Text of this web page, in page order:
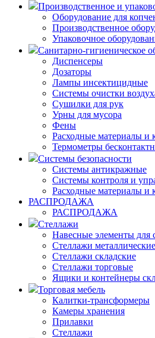
Производственное и
Оборудование для
Производственное
Упаковочное
Санитарно-гигиеническое
Диспенсеры
Дозаторы
Лампы инсектицидные
Системы очистки
Сушилки для рук
Урны для мусора
Фены
Расходные материалы и
Термометры
Системы безопасности
Системы антикражные
Системы контроля и
Расходные материалы и
РАСПРОДАЖА
РАСПРОДАЖА
Стеллажи
Навесные элементы для
Стеллажи металлические
Стеллажи складские
Стеллажи торговые
Ящики и контейнеры
Торговая мебель
Калитки-трансформеры
Камеры хранения
Прилавки
Стеллажи